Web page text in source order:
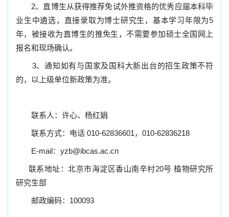
2、直博生从获得推荐免试外推资格的优秀应届本科毕
业生中遴选，直接录取为博士研究生，基本学习年限为5
年，被接收为直博生的推免生，不需要参加硕士全国网上
报名和现场确认。
3、通知如有与国家及国科大新出台的招生政策不符
的，以上级单位新政策为准。
联系人：许心、杨红娟
联系方式：电话 010-62836601， 010-62836218
E-mail： yzb@ibcas.ac.cn
联系地址：北京市海淀区香山南辛村20号 植物研究所
研究生部
邮政编码： 100093